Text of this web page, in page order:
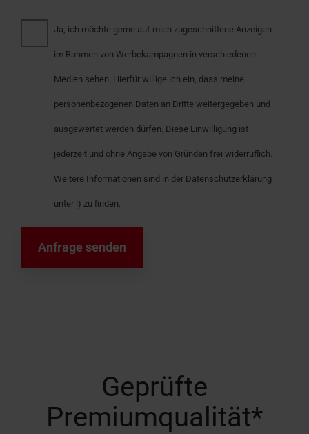
Ja, ich möchte gerne auf mich zugeschnittene Anzeigen
im Rahmen von Werbekampagnen in verschiedenen
Medien sehen. Hierfür willige ich ein, dass meine
personenbezogenen Daten an Dritte weitergegeben und
ausgewertet werden dürfen. Diese Einwilligung ist
jederzeit und ohne Angabe von Gründen frei widerruflich.
Weitere Informationen sind in der Datenschutzerklärung
unter l) zu finden.
Geprüfte
Premiumqualität*